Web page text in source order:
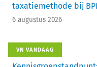
taxatiemethode bij
6 augustus 2026
VN VANDAAG